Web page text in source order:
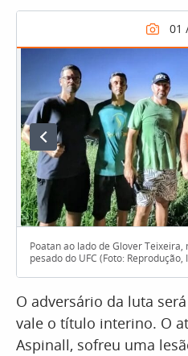
Poatan ao lado de Glover
pesado do UFC (Foto: Reprodução,
O adversário da luta
vale o título interino. O
Aspinall, sofreu uma